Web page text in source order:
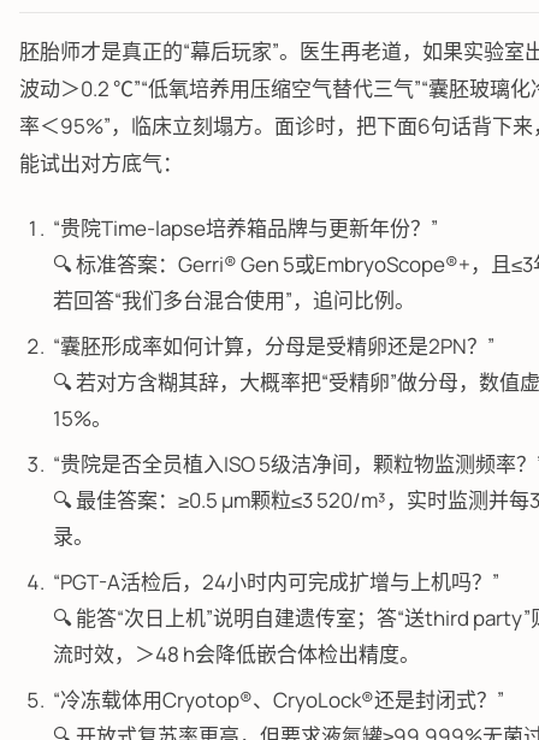
胚胎师才是真正的“幕后玩家”。医生再老道，如果实验室
波动＞0.2 ℃”“低氧培养用压缩空气替代三气”“囊胚玻璃化
率＜95%”，临床立刻塌方。面诊时，把下面6句话背下
能试出对方底气：
“贵院Time-lapse培养箱品牌与更新年份？”
🔍 标准答案：Gerri® Gen 5或EmbryoScope®+，且
若回答“我们多台混合使用”，追问比例。
“囊胚形成率如何计算，分母是受精卵还是2PN？”
🔍 若对方含糊其辞，大概率把“受精卵”做分母，数值
15%。
“贵院是否全员植入ISO 5级洁净间，颗粒物监测频率？
🔍 最佳答案：≥0.5 µm颗粒≤3 520/m³，实时监测并每
录。
“PGT-A活检后，24小时内可完成扩增与上机吗？”
🔍 能答“次日上机”说明自建遗传室；答“送third party”
流时效，＞48 h会降低嵌合体检出精度。
“冷冻载体用Cryotop®、CryoLock®还是封闭式？”